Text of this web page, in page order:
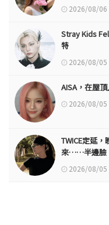
2026/08/06
Stray Kids
特
2026/08/05
AISA，在屋
2026/08/05
TWICE定延
來……半邊臉
2026/08/05